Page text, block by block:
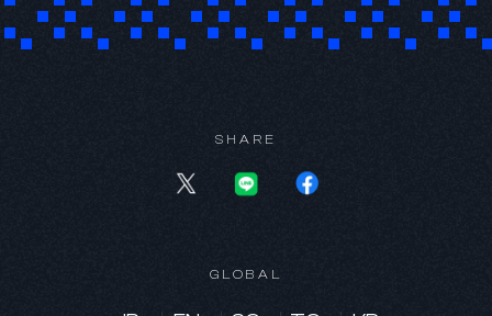
SHARE
GLOBAL